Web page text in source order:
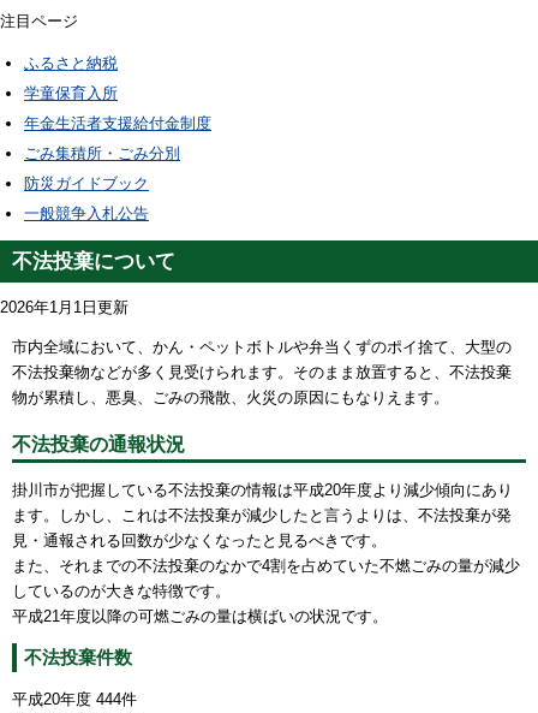
注目ページ
ふるさと納税
学童保育入所
年金生活者支援給付金制度
ごみ集積所・ごみ分別
防災ガイドブック
一般競争入札公告
不法投棄について
2026年1月1日更新
市内全域において、かん・ペットボトルや弁当くずのポイ捨て、大型の
不法投棄物などが多く見受けられます。そのまま放置すると、不法投棄
物が累積し、悪臭、ごみの飛散、火災の原因にもなりえます。
不法投棄の通報状況
掛川市が把握している不法投棄の情報は平成20年度より減少傾向にあり
ます。しかし、これは不法投棄が減少したと言うよりは、不法投棄が発
見・通報される回数が少なくなったと見るべきです。
また、それまでの不法投棄のなかで4割を占めていた不燃ごみの量が減少
しているのが大きな特徴です。
平成21年度以降の可燃ごみの量は横ばいの状況です。
不法投棄件数
平成20年度 444件